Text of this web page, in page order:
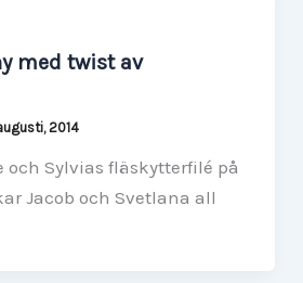
med twist av
2014
och Sylvias fläskytterfilé på
Jacob och Svetlana all